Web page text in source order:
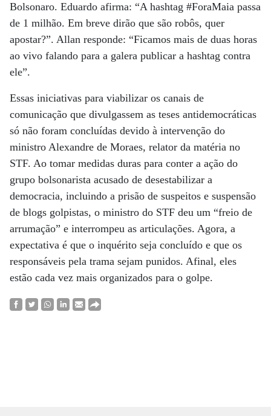
Bolsonaro. Eduardo afirma: “A hashtag #ForaMaia passa
de 1 milhão. Em breve dirão que são robôs, quer
apostar?”. Allan responde: “Ficamos mais de duas horas
ao vivo falando para a galera publicar a hashtag contra
ele”.
Essas iniciativas para viabilizar os canais de
comunicação que divulgassem as teses antidemocráticas
só não foram concluídas devido à intervenção do
ministro Alexandre de Moraes, relator da matéria no
STF. Ao tomar medidas duras para conter a ação do
grupo bolsonarista acusado de desestabilizar a
democracia, incluindo a prisão de suspeitos e suspensão
de blogs golpistas, o ministro do STF deu um “freio de
arrumação” e interrompeu as articulações. Agora, a
expectativa é que o inquérito seja concluído e que os
responsáveis pela trama sejam punidos. Afinal, eles
estão cada vez mais organizados para o golpe.